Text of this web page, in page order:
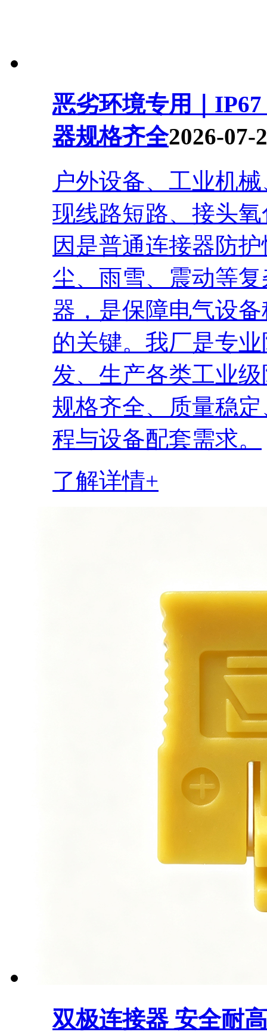
恶劣环境专用｜
器规格齐全2026-07-
户外设备、工业机
现线路短路、接头
因是普通连接器防
尘、雨雪、震动等
器，是保障电气设
的关键。我厂是专
发、生产各类工业
规格齐全、质量稳
程与设备配套需求。
了解详情+
双极连接器 安全耐